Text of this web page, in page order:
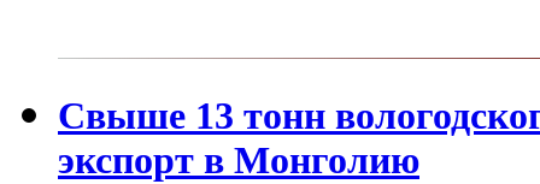
Свыше 13 тонн
экспорт в Монголию